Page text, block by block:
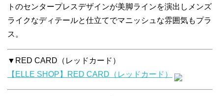
トのセンタープレスデザインが美脚ラインを演出しメンズ
ライクなディテールと仕立てでマニッシュな雰囲気もプラ
ス。
▼RED CARD（レッドカード）
【ELLE SHOP】RED CARD（レッドカード）